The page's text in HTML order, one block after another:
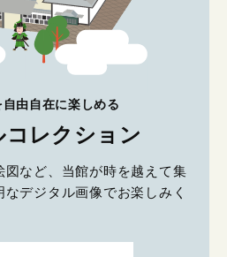
由自在に楽しめる
コレクション
図など、当館が時を越えて集
デジタル画像でお楽しみく